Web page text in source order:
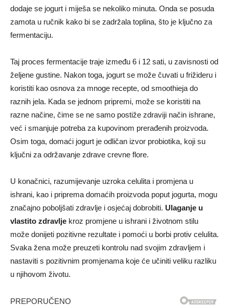
dodaje se jogurt i miješa se nekoliko minuta. Onda se posuda
zamota u ručnik kako bi se zadržala toplina, što je ključno za
fermentaciju.
Taj proces fermentacije traje između 6 i 12 sati, u zavisnosti od
željene gustine. Nakon toga, jogurt se može čuvati u frižideru i
koristiti kao osnova za mnoge recepte, od smoothieja do
raznih jela. Kada se jednom pripremi, može se koristiti na
razne načine, čime se ne samo postiže zdraviji način ishrane,
već i smanjuje potreba za kupovinom prerađenih proizvoda.
Osim toga, domaći jogurt je odličan izvor probiotika, koji su
ključni za održavanje zdrave crevne flore.
U konačnici, razumijevanje uzroka celulita i promjena u
ishrani, kao i priprema domaćih proizvoda poput jogurta, mogu
značajno poboljšati zdravlje i osjećaj dobrobiti. Ulaganje u
vlastito zdravlje kroz promjene u ishrani i životnom stilu
može donijeti pozitivne rezultate i pomoći u borbi protiv celulita.
Svaka žena može preuzeti kontrolu nad svojim zdravljem i
nastaviti s pozitivnim promjenama koje će učiniti veliku razliku
u njihovom životu.